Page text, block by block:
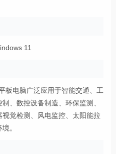
11
板电脑广泛应用于智能交通、工
、数控设备制造、环保监测、
觉检测、风电监控、太阳能拉
。